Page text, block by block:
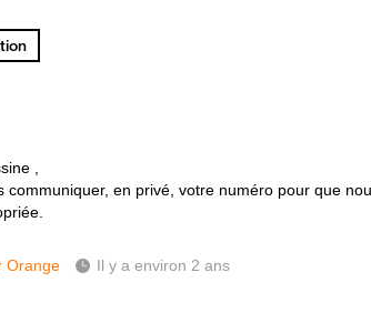
,
communiquer, en privé, votre numéro pour que
Orange Il y a environ 2 ans